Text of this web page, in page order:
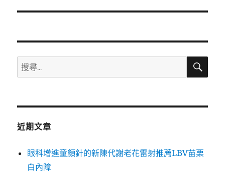
文
搜
尋
鍵
搜
近期文章
眼科增進童顏針的新陳代謝老花雷射推薦LBV苗栗
白內障